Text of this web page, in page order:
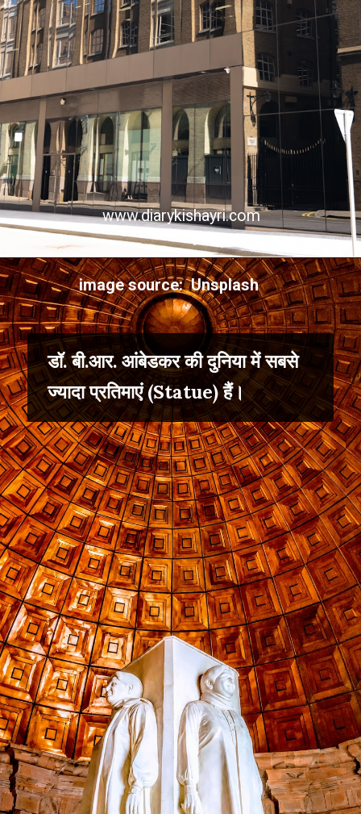
www.diarykishayri.com
डॉ. बी.आर. आंबेडकर की दुनिया में सबसे
ज्यादा प्रतिमाएं (Statue) हैं।
image source: Unsplash